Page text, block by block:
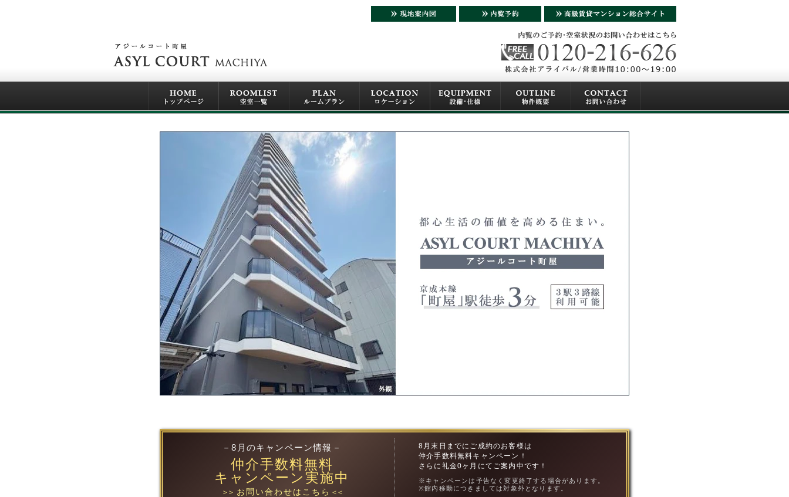
－8月のキャンペーン情報－
仲介手数料無料
キャンペーン実施中
＞＞ お問い合わせはこちら ＜＜
8月末日までにご成約のお客様は
仲介手数料無料キャンペーン！
さらに礼金0ヶ月にてご案内中です！
※キャンペーンは予告なく変更終了する場合があります。
※館内移動につきましては対象外となります。